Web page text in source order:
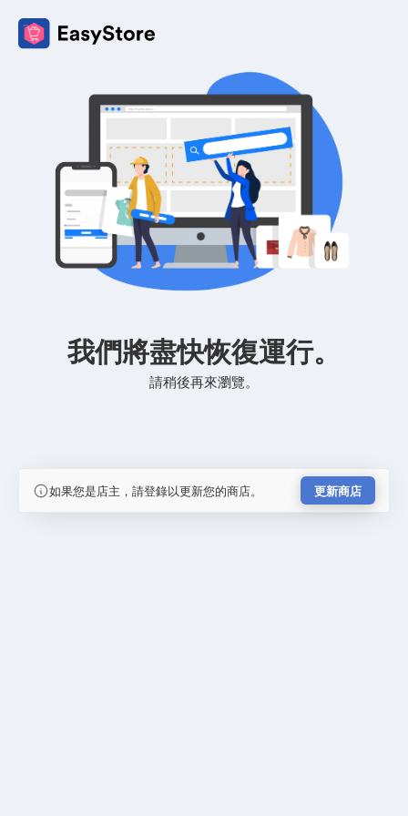
我們將盡快恢復運行。
請稍後再來瀏覽。
如果您是店主，請登錄以更新您的商店。 更新商店